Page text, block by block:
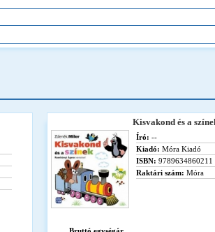
Kisvakond és a
Író: --
Kiadó: Móra Kiadó
ISBN: 9789634860211
Raktári szám: Móra